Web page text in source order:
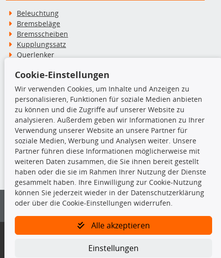
Beleuchtung
Bremsbeläge
Bremsscheiben
Kupplungssatz
Querlenker
Stoßdämpfer
TecDoc Inside
Die hier angezeigten Daten insbesondere die gesamte Datenbank dürfen
nicht kopiert werden.
Es ist zu unterlassen, die Daten oder die gesamte Datenbank ohne
vorherige Zustimmung von TecDoc zu vervielfältigen, zu verbreiten
und/oder diese Handlungen durch Dritte ausführen zu lassen. Ein
Bitte prüfen Sie, ob das über unseren Onlineshop identifizierte Ersatzteil
Gegebenenfalls sind ergänzende Informationen notwendig, um
Cookie-Einstellungen
Wir verwenden Cookies, um Inhalte und Anzeigen zu
personalisieren, Funktionen für soziale Medien anbieten
zu können und die Zugriffe auf unserer Website zu
analysieren. Außerdem geben wir Informationen zu Ihrer
Verwendung unserer Website an unsere Partner für
soziale Medien, Werbung und Analysen weiter. Unsere
Partner führen diese Informationen möglicherweise mit
weiteren Daten zusammen, die Sie ihnen bereit gestellt
haben oder die sie im Rahmen Ihrer Nutzung der Dienste
gesammelt haben. Ihre Einwilligung zur Cookie-Nutzung
können Sie jederzeit wieder in der Datenschutzerklärung
oder über die Cookie-Einstellungen widerrufen.
Alle akzeptieren
Einstellungen